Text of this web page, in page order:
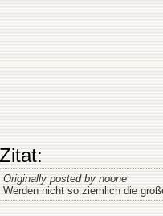
Zitat:
Originally posted by noone
Werden nicht so ziemlich die